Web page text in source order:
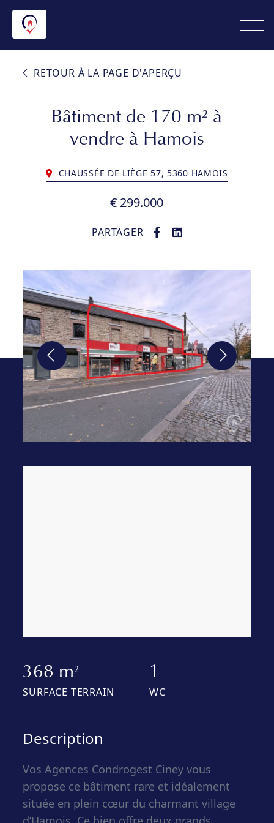
RETOUR À LA PAGE D'APERÇU
Bâtiment de 170 m² à
vendre à Hamois
CHAUSSÉE DE LIÈGE 57, 5360 HAMOIS
€ 299.000
PARTAGER
368 m2
SURFACE TERRAIN
1
WC
Description
Vos Agences Condrogest Ciney vous
propose ce bâtiment rare et idéalement
située en plein cœur du charmant village